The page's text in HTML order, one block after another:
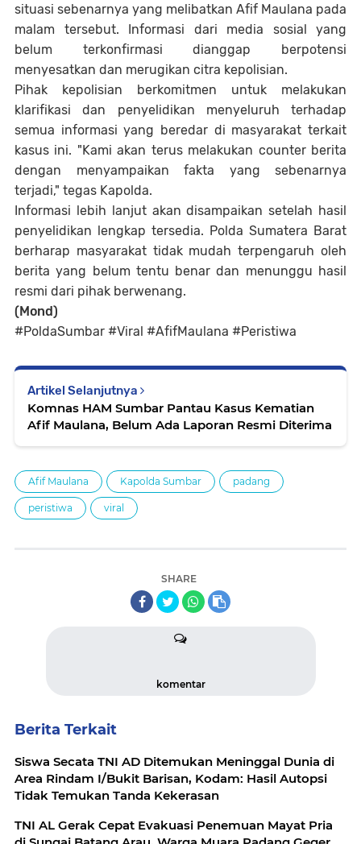
situasi sebenarnya yang melibatkan Afif Maulana pada
malam tersebut. Informasi dari media sosial yang
belum terkonfirmasi dianggap berpotensi
menyesatkan dan merugikan citra kepolisian.
Pihak kepolisian berkomitmen untuk melakukan
klarifikasi dan penyelidikan menyeluruh terhadap
semua informasi yang beredar di masyarakat terkait
kasus ini. "Kami akan terus melakukan counter berita
dengan menyampaikan fakta yang sebenarnya
terjadi," tegas Kapolda.
Informasi lebih lanjut akan disampaikan setelah hasil
penyelidikan lengkap tersedia. Polda Sumatera Barat
berharap masyarakat tidak mudah terpengaruh oleh
berita yang belum tentu benar dan menunggu hasil
resmi dari pihak berwenang.
(Mond)
#PoldaSumbar #Viral #AfifMaulana #Peristiwa
Artikel Selanjutnya
Komnas HAM Sumbar Pantau Kasus Kematian
Afif Maulana, Belum Ada Laporan Resmi Diterima
Afif Maulana Kapolda Sumbar padang
peristiwa viral
SHARE
komentar
Berita Terkait
Siswa Secata TNI AD Ditemukan Meninggal Dunia di
Area Rindam I/Bukit Barisan, Kodam: Hasil Autopsi
Tidak Temukan Tanda Kekerasan
TNI AL Gerak Cepat Evakuasi Penemuan Mayat Pria